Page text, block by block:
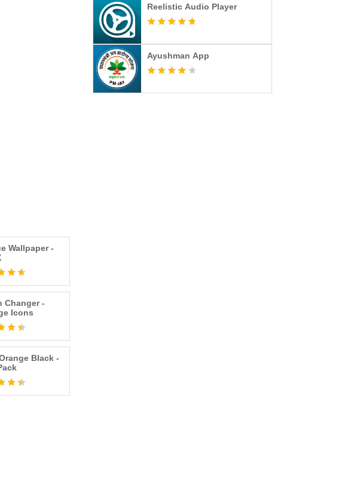
Wallpaper -
Changer -
Icons
Black -
Reelistic Audio Player
Ayushman App